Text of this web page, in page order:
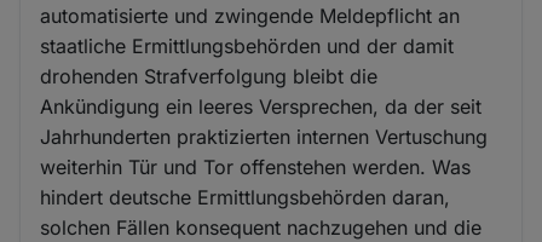
automatisierte und zwingende Meldepflicht an
staatliche Ermittlungsbehörden und der damit
drohenden Strafverfolgung bleibt die
Ankündigung ein leeres Versprechen, da der seit
Jahrhunderten praktizierten internen Vertuschung
weiterhin Tür und Tor offenstehen werden. Was
hindert deutsche Ermittlungsbehörden daran,
solchen Fällen konsequent nachzugehen und die